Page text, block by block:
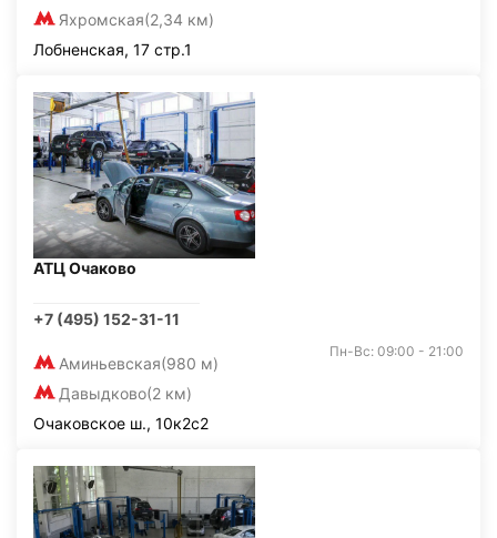
Яхромская(2,34 км)
Лобненская, 17 стр.1
АТЦ Очаково
+7 (495) 152-31-11
Аминьевская(980 м)
Давыдково(2 км)
Пн-Вс: 09:00 - 21:00
Очаковское ш., 10к2с2